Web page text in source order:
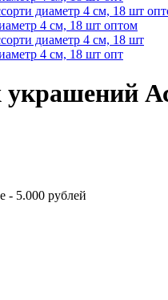
украшений
- 5.000 рублей